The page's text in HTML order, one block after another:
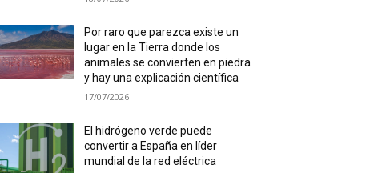
Por raro que parezca existe un
lugar en la Tierra donde los
animales se convierten en piedra
y hay una explicación científica
17/07/2026
El hidrógeno verde puede
convertir a España en líder
mundial de la red eléctrica